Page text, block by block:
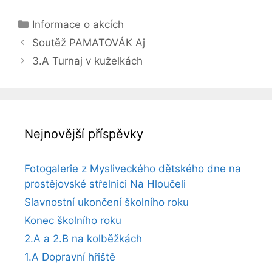
Rubriky
Informace o akcích
Soutěž PAMATOVÁK Aj
3.A Turnaj v kuželkách
Nejnovější příspěvky
Fotogalerie z Mysliveckého dětského dne na
prostějovské střelnici Na Hloučeli
Slavnostní ukončení školního roku
Konec školního roku
2.A a 2.B na kolběžkách
1.A Dopravní hřiště